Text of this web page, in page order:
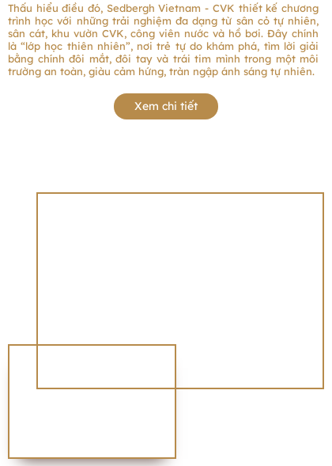
Xem chi tiết
Thấu hiểu điều đó, Sedbergh Vietnam - CVK thiết kế chương
trình học với những trải nghiệm đa dạng từ sân cỏ tự nhiên,
sân cát, khu vườn CVK, công viên nước và hồ bơi. Đây chính
là “lớp học thiên nhiên”, nơi trẻ tự do khám phá, tìm lời giải
bằng chính đôi mắt, đôi tay và trái tim mình trong một môi
trường an toàn, giàu cảm hứng, tràn ngập ánh sáng tự nhiên.